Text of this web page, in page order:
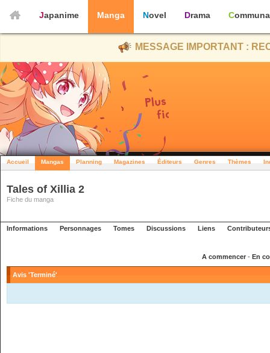
Japanime Manga Novel Drama
MESSAGE IMPORTANT :
Accueil Mangas Planning Magazines Éditeurs Genres Thèmes
Tales of Xillia 2
Fiche du manga
Informations Personnages Tomes Discussions Liens
A commencer- En
Avis 'Terminé'